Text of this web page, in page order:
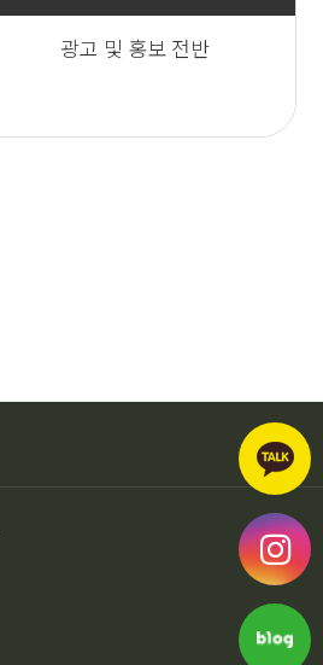
광고 및 홍보 전반